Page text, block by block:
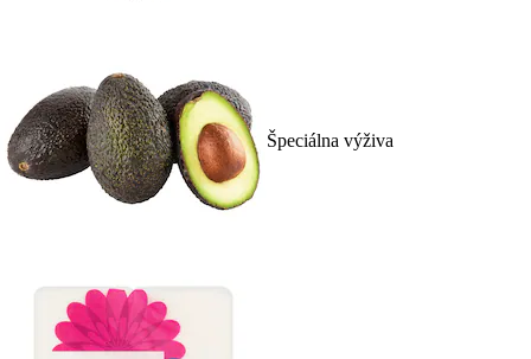
Špeciálna výživa